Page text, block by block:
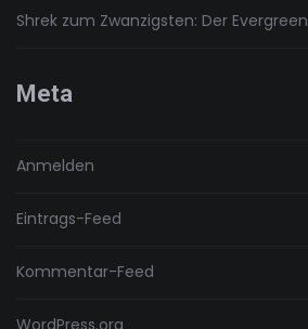
Shrek zum Zwanzigsten: Der Evergreen
Meta
Anmelden
Eintrags-Feed
Kommentar-Feed